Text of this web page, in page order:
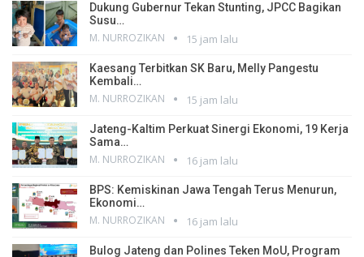
Dukung Gubernur Tekan Stunting, JPCC Bagikan
Susu…
M. NURROZIKAN 15 jam lalu
Kaesang Terbitkan SK Baru, Melly Pangestu
Kembali…
M. NURROZIKAN 15 jam lalu
Jateng-Kaltim Perkuat Sinergi Ekonomi, 19 Kerja
Sama…
M. NURROZIKAN 16 jam lalu
BPS: Kemiskinan Jawa Tengah Terus Menurun,
Ekonomi…
M. NURROZIKAN 16 jam lalu
Bulog Jateng dan Polines Teken MoU, Program